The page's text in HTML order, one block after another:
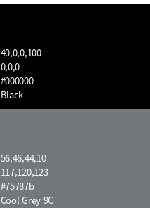
40,0,0,100
0,0,0
#000000
Black
56,46,44,10
117,120,123
#75787b
Cool Grey 9C